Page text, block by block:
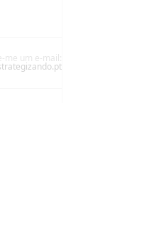
me um e-mail: